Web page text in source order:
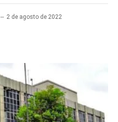
2 de agosto de 2022